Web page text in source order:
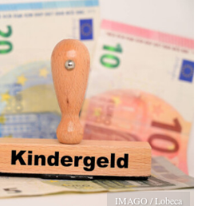
IMAGO / Lobeca